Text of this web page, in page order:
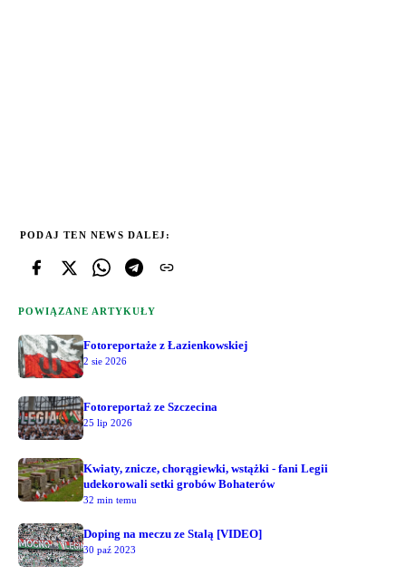
PODAJ TEN NEWS DALEJ:
POWIĄZANE ARTYKUŁY
Fotoreportaże z Łazienkowskiej
2 sie 2026
Fotoreportaż ze Szczecina
25 lip 2026
Kwiaty, znicze, chorągiewki, wstążki - fani Legii
udekorowali setki grobów Bohaterów
32 min temu
Doping na meczu ze Stalą [VIDEO]
30 paź 2023